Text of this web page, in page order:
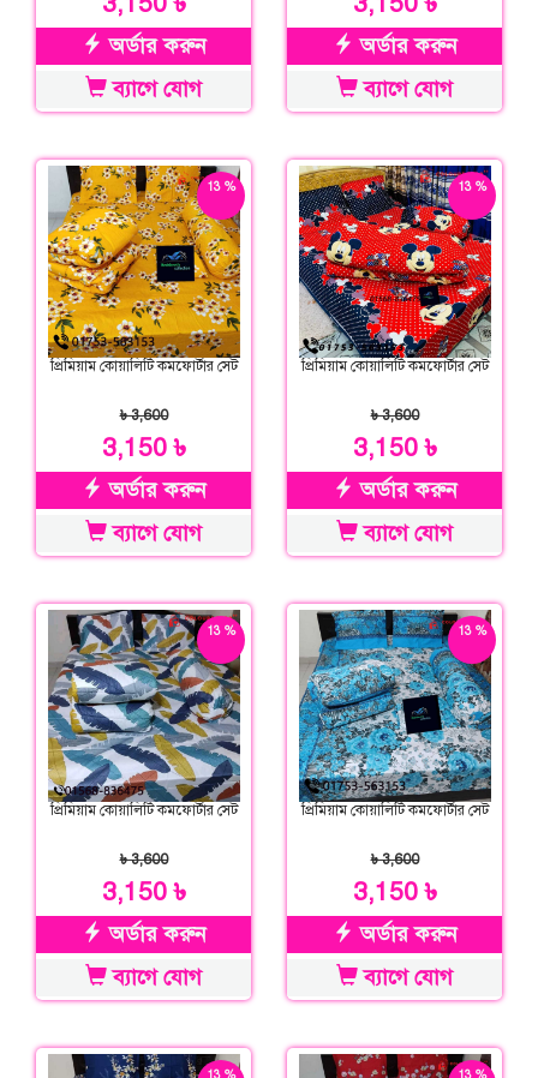
অর্ডার করুন
ব্যাগে যোগ
অর্ডার করুন
ব্যাগে যোগ
13 %
প্রিমিয়াম কোয়ালিটি কমফোর্টার সেট
৳ 3,600
3,150 ৳
অর্ডার করুন
ব্যাগে যোগ
13 %
প্রিমিয়াম কোয়ালিটি কমফোর্টার সেট
৳ 3,600
3,150 ৳
অর্ডার করুন
ব্যাগে যোগ
13 %
প্রিমিয়াম কোয়ালিটি কমফোর্টার সেট
৳ 3,600
3,150 ৳
অর্ডার করুন
ব্যাগে যোগ
13 %
প্রিমিয়াম কোয়ালিটি কমফোর্টার সেট
৳ 3,600
3,150 ৳
অর্ডার করুন
ব্যাগে যোগ